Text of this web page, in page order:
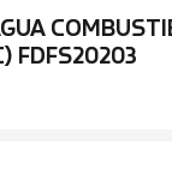
FDFS20203